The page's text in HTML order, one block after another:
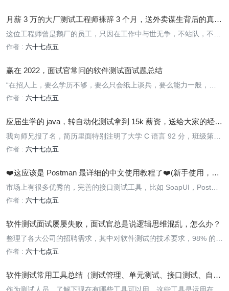
月薪 3 万的大厂测试工程师裸辞 3 个月，送外卖谋生背后的真实
感悟
这位工程师曾是鹅厂的员工，只因在工作中与世无争，不站队，不偏
颇任何人，没有很老道的处理好与领导之间的关系，被领导吐槽“假
背锅的那一个
作者 : 六十七点五
赢在 2022，面试官常问的软件测试面试题总结
“在招人上，要么学历不够，要么只会纸上谈兵，要么能力一般，还
狮子大张口....”
作者 : 六十七点五
应届生学的 java，转自动化测试拿到 15k 薪资，送给大家的经验
积分
我向师兄报了名，简历里面特别注明了大学 C 语言 92 分，班级第
二。简历通过的还算顺利，也没有面试，直接就让去了。 进入第一家
ows 10 SP1 的多国版本测试任务
作者 : 六十七点五
❤️这应该是 Postman 最详细的中文使用教程了❤️(新手使用，简
单明了)
市场上有很多优秀的，完善的接口测试工具，比如 SoapUI，Postma
n 等，能 够高效的帮助后端开发人员独立进行接口测试。这里使用 P
接口为例。
作者 : 六十七点五
软件测试面试屡屡失败，面试官总是说逻辑思维混乱，怎么办？
整理了各大公司的招聘需求，其中对软件测试的技术要求，98% 的岗
位问题是关于以下知识点的。大家可以自己梳理下知识点，多多练习
作者 : 六十七点五
软件测试常用工具总结（测试管理、单元测试、接口测试、自动
化测试、性能测试、负载测试...）